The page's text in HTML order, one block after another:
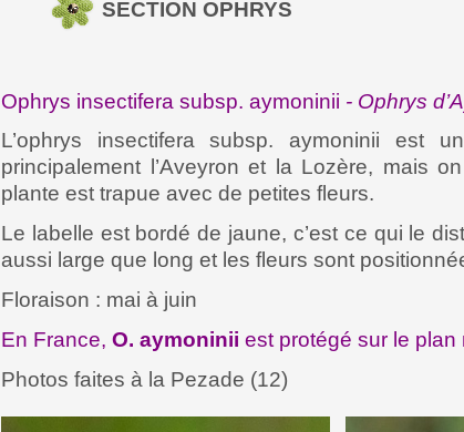
Ophrys insectifera subsp. aymoninii - Ophrys
L’ophrys insectifera subsp. aymoninii est
principalement l’Aveyron et la Lozère, mais
plante est trapue avec de petites fleurs.
Le labelle est bordé de jaune, c’est ce qui le
aussi large que long et les fleurs sont
Floraison : mai à juin
En France, O. aymoninii est protégé sur le plan
Photos faites à la Pezade (12)
SECTION OPHRYS